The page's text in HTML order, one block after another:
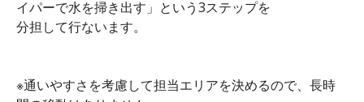
イパーで水を掃き出す」という3ステップを
分担して行ないます。
※通いやすさを考慮して担当エリアを決めるので、長時